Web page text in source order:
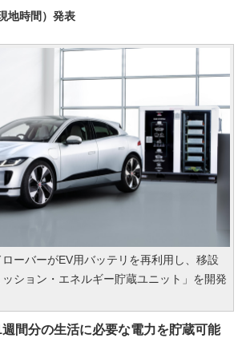
地時間）発表
ーバーがEV用バッテリを再利用し、移設
ション・エネルギー貯蔵ユニット」を開発
間分の生活に必要な電力を貯蔵可能